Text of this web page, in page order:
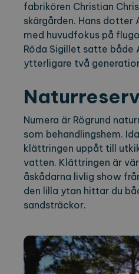
fabrikören Christian
skärgården. Hans
med huvudfokus på
Röda Sigillet satte både
ytterligare två
Numera är Rögrund
som behandlingshem.
klättringen uppåt till
vatten. Klättringen är
åskådarna livlig show
den lilla ytan hittar du
sandsträckor.